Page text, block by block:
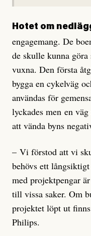
Hotet om
engagemang. De
de skulle kunna
vuxna. Den första
bygga en cykelväg
användas för
lyckades men en
att vända byns
– Vi förstod att vi
behövs ett
med projektpengar
till vissa saker. Om
projektet löpt ut
Philips.